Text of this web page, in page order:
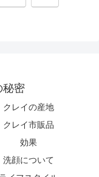
秘密
クレイの産地
クレイ市販品
効果
洗顔について